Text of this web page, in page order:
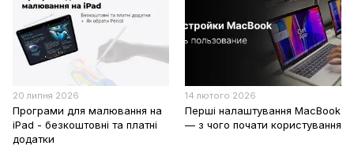
20 липня 2026
Програми для малювання на
iPad - безкоштовні та платні
додатки
14 лютого 2026
Перші налаштування MacBook
— з чого почати користування